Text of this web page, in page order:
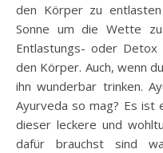
den Körper zu
Sonne um die Wette
Entlastungs- oder
den Körper. Auch, wenn
ihn wunderbar trinken.
Ayurveda so mag? Es ist
dieser leckere und
dafür brauchst sind